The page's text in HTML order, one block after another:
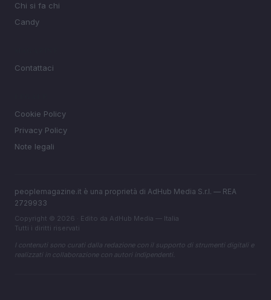
Chi si fa chi
Candy
Contattaci
Cookie Policy
Privacy Policy
Note legali
peoplemagazine.it è una proprietà di AdHub Media S.r.l. — REA
2729933
Copyright © 2026 · Edito da AdHub Media — Italia
Tutti i diritti riservati
I contenuti sono curati dalla redazione con il supporto di strumenti digitali e
realizzati in collaborazione con autori indipendenti.